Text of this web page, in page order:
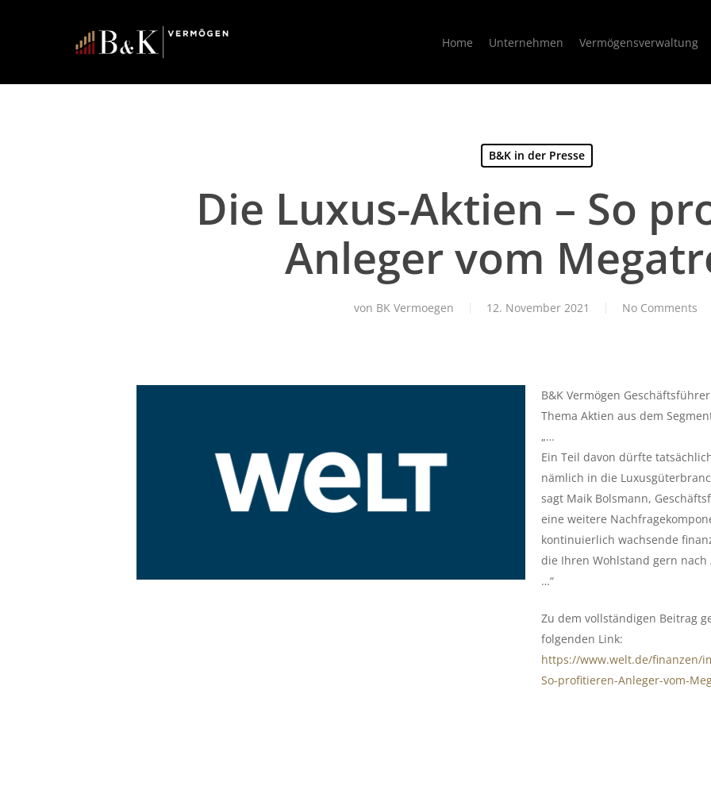
Home Unternehmen Vermögensverwaltung
B&K in der Presse
Die Luxus-Aktien – So
Anleger vom
von BK Vermoegen 12. November 2021 No Comments
B&K Vermögen
Thema Aktien aus dem
„…
Ein Teil davon dürfte
nämlich in die
sagt Maik Bolsmann,
eine weitere
kontinuierlich wachsende
die Ihren Wohlstand gern nach
…“
Zu dem vollständigen Beitrag
folgenden Link:
https://www.welt.de/finanzen/
So-profitieren-Anleger-vom-